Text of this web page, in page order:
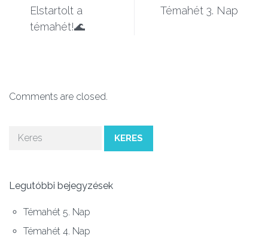
Elstartolt a
témahét!🌊
Témahét 3. Nap
Comments are closed.
KERES
Legutóbbi bejegyzések
Témahét 5. Nap
Témahét 4. Nap